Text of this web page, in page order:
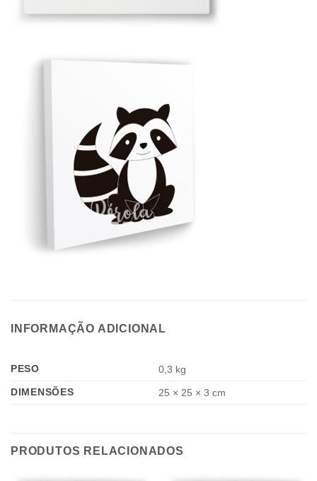
INFORMAÇÃO ADICIONAL
PESO
0,3 kg
DIMENSÕES
25 × 25 × 3 cm
PRODUTOS RELACIONADOS